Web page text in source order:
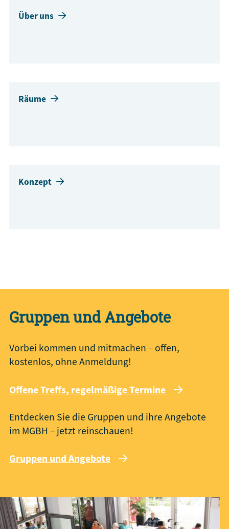
Über uns
Räume
Konzept
Gruppen und Angebote
Vorbei kommen und mitmachen – offen,
kostenlos, ohne Anmeldung!
Offene Treffs, regelmäßige Termine
Entdecken Sie die Gruppen und ihre Angebote
im MGBH – jetzt reinschauen!
Gruppen und Angebote